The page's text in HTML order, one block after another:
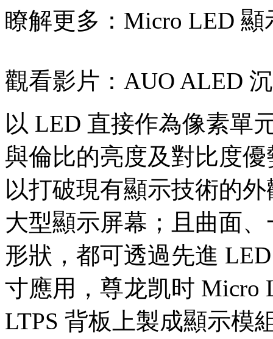
瞭解更多： Micro LED
觀看影片： AUO ALED
以 LED 直接作為像素單
與倫比的亮度及對比度
以打破現有顯示技術的
大型顯示屏幕；且曲面
形狀，都可透過先進
寸應用，尊龙凯时 Micro
LTPS 背板上製成顯示模